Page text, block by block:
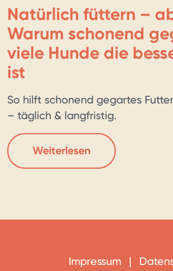
Natürlich füttern –
Warum schonend
viele Hunde die
ist
So hilft schonend gegartes
– täglich & langfristig.
Weiterlesen
Impressum |